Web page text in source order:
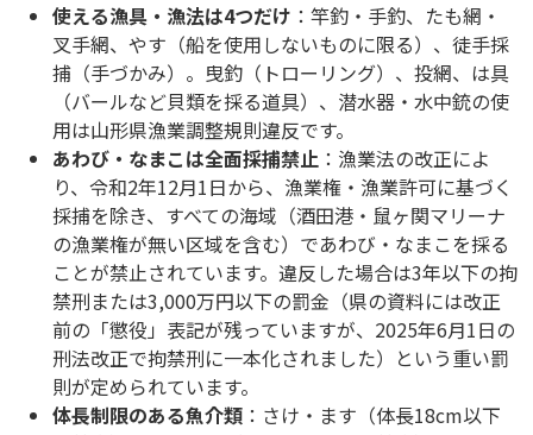
使える漁具・漁法は4つだけ ：竿釣・手釣、たも網・
叉手網、やす（船を使用しないものに限る）、徒手採
捕（手づかみ）。曳釣（トローリング）、投網、は具
（バールなど貝類を採る道具）、潜水器・水中銃の使
用は山形県漁業調整規則違反です。
あわび・なまこは全面採捕禁止 ：漁業法の改正によ
り、令和2年12月1日から、漁業権・漁業許可に基づく
採捕を除き、すべての海域（酒田港・鼠ヶ関マリーナ
の漁業権が無い区域を含む）であわび・なまこを採る
ことが禁止されています。違反した場合は3年以下の拘
禁刑または3,000万円以下の罰金（県の資料には改正
前の「懲役」表記が残っていますが、2025年6月1日の
刑法改正で拘禁刑に一本化されました）という重い罰
則が定められています。
体長制限のある魚介類 ：さけ・ます（体長18cm以下